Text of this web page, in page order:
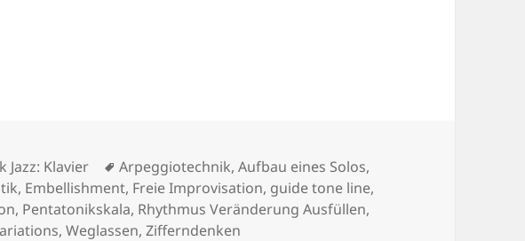
KONZEPTE
Jazz: Klavier Schlagwörter
Arpeggiotechnik,Aufbau eines Solos,
, Embellishment, Freie Improvisation, guide tone line,
, Pentatonikskala, Rhythmus Veränderung Ausfüllen,
,Weglassen,Zifferndenken